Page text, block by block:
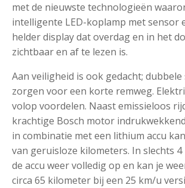
met de nieuwste technologieën
intelligente LED-koplamp met sensor
helder display dat overdag en in het
zichtbaar en af te lezen is.
Aan veiligheid is ook gedacht;
zorgen voor een korte remweg.
volop voordelen. Naast emissieloos
krachtige Bosch motor
in combinatie met een lithium accu
van geruisloze kilometers. In slechts
de accu weer volledig op en kan je
circa 65 kilometer bij een 25 km/u